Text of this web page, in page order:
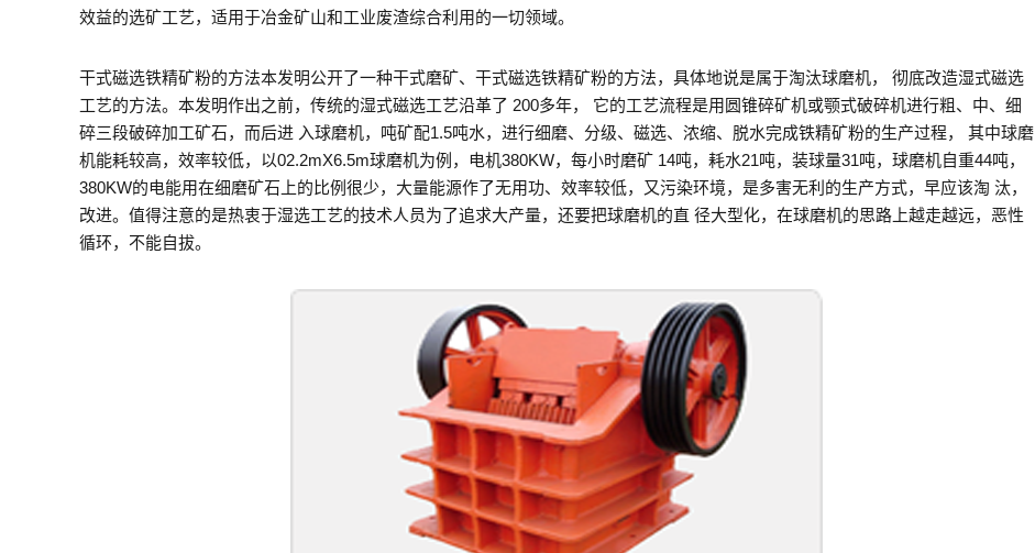
效益的选矿工艺，适用于冶金矿山和工业废渣综合利用的一切领域。
干式磁选铁精矿粉的方法本发明公开了一种干式磨矿、干式磁选铁精矿粉的方法，具体地说是属于淘汰球磨机， 彻底改造湿式磁选
工艺的方法。本发明作出之前，传统的湿式磁选工艺沿革了 200多年， 它的工艺流程是用圆锥碎矿机或颚式破碎机进行粗、中、细
碎三段破碎加工矿石，而后进 入球磨机，吨矿配1.5吨水，进行细磨、分级、磁选、浓缩、脱水完成铁精矿粉的生产过程， 其中球磨
机能耗较高，效率较低，以02.2mX6.5m球磨机为例，电机380KW，每小时磨矿 14吨，耗水21吨，装球量31吨，球磨机自重44吨，
380KW的电能用在细磨矿石上的比例很少，大量能源作了无用功、效率较低，又污染环境，是多害无利的生产方式，早应该淘 汰，
改进。值得注意的是热衷于湿选工艺的技术人员为了追求大产量，还要把球磨机的直 径大型化，在球磨机的思路上越走越远，恶性
循环，不能自拔。